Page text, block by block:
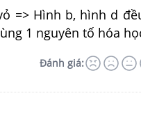
=> Hình b, hình d
1 nguyên tố hóa
Đánh giá: